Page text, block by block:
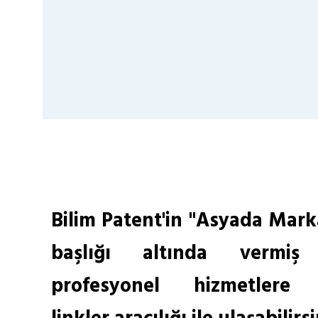
Bilim Patent'in "Asyada
başlığı altında
profesyonel hizmetlere